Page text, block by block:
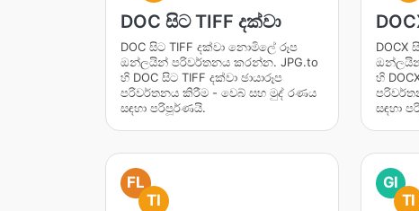
DOC සිට TIFF දක්වා
DOC සිට TIFF දක්වා නොමිලේ රූප
ඔන්ලයින් පරිවර්තනය කරන්න. JPG.to
හි DOC සිට TIFF දක්වා ඡායාරූප
පරිවර්තනය කිරීම - වෙබ් සහ මුද් රණය
සඳහා පරිපූර්ණයි.
DOCX
හි
සඳහා
FL
TI
GI
TI